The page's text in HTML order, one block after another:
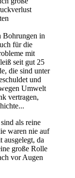
Bohrungen in
für die
mit
seit gut 25
die sind unter
und
Umwelt
vertragen,
als reine
waren nie auf
ausgelegt, da
große Rolle
vor Augen